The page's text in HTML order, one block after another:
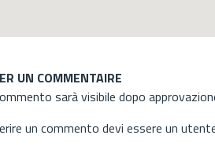
UN COMMENTAIRE
sarà visibile dopo
un commento devi essere un